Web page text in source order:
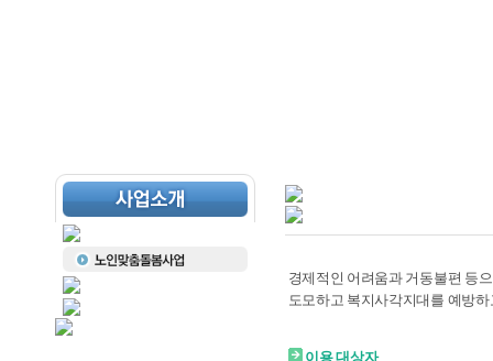
경제적인 어려움과 거동불편 등
도모하고 복지사각지대를 예방하
이용 대상자